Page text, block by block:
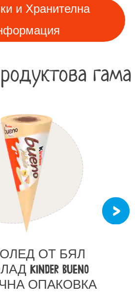
и Хранителна
гама
ОТ БЯЛ
KINDER BUENO
ОПАКОВКА